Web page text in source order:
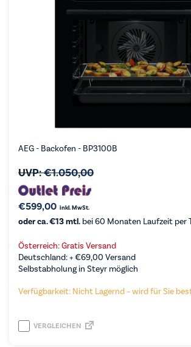
AEG - Backofen - BP3100B
UVP:€1.050,00
€599,00 inkl. MwSt.
oder ca. €13 mtl. bei 60 Monaten Laufzeit per
Österreich: Gratis Versand
Deutschland: +€69,00 Versand
Selbstabholung in Steyr möglich
Verfügbarkeit: Nicht Lagernd – wird für Sie
VERGLEICHEN